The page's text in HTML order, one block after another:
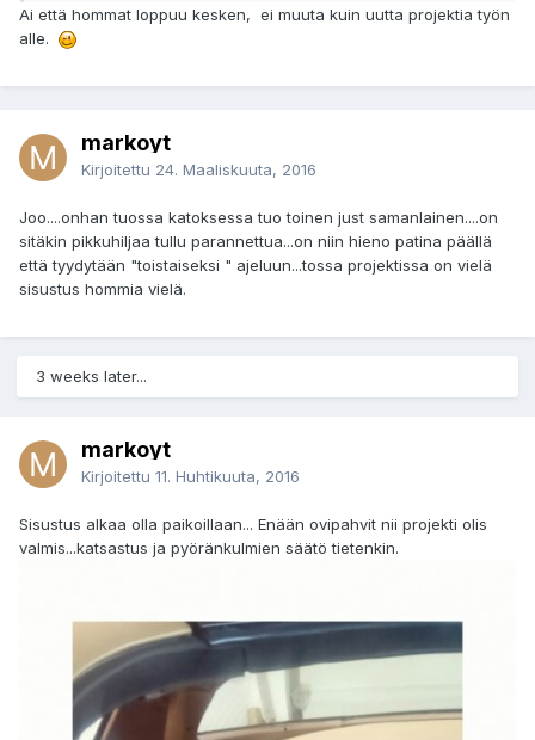
Ai että hommat loppuu kesken, ei muuta kuin uutta projektia työn
alle.
markoyt
Kirjoitettu 24. Maaliskuuta, 2016
Joo....onhan tuossa katoksessa tuo toinen just samanlainen....on
sitäkin pikkuhiljaa tullu parannettua...on niin hieno patina päällä
että tyydytään "toistaiseksi " ajeluun...tossa projektissa on vielä
sisustus hommia vielä.
3 weeks later...
markoyt
Kirjoitettu 11. Huhtikuuta, 2016
Sisustus alkaa olla paikoillaan... Enään ovipahvit nii projekti olis
valmis...katsastus ja pyöränkulmien säätö tietenkin.